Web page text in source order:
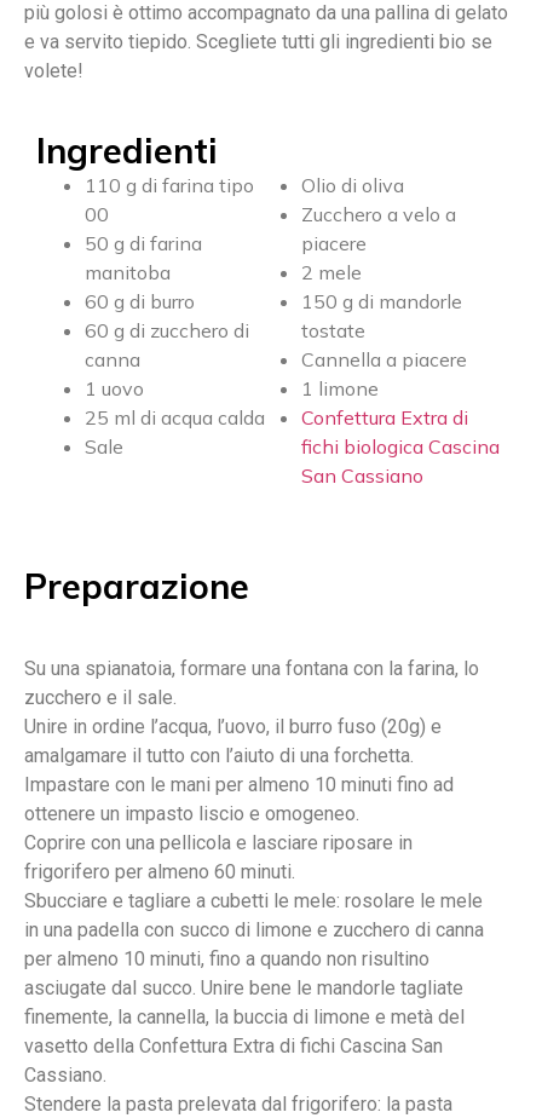
più golosi è ottimo accompagnato da una pallina di gelato
e va servito tiepido. Scegliete tutti gli ingredienti bio se
volete!
Ingredienti
110 g di farina tipo
00
50 g di farina
manitoba
60 g di burro
60 g di zucchero di
canna
1 uovo
25 ml di acqua calda
Sale
Olio di oliva
Zucchero a velo a
piacere
2 mele
150 g di mandorle
tostate
Cannella a piacere
1 limone
Confettura Extra di
fichi biologica Cascina
San Cassiano
Preparazione
Su una spianatoia, formare una fontana con la farina, lo
zucchero e il sale.
Unire in ordine l’acqua, l’uovo, il burro fuso (20g) e
amalgamare il tutto con l’aiuto di una forchetta.
Impastare con le mani per almeno 10 minuti fino ad
ottenere un impasto liscio e omogeneo.
Coprire con una pellicola e lasciare riposare in
frigorifero per almeno 60 minuti.
Sbucciare e tagliare a cubetti le mele: rosolare le mele
in una padella con succo di limone e zucchero di canna
per almeno 10 minuti, fino a quando non risultino
asciugate dal succo. Unire bene le mandorle tagliate
finemente, la cannella, la buccia di limone e metà del
vasetto della Confettura Extra di fichi Cascina San
Cassiano.
Stendere la pasta prelevata dal frigorifero: la pasta